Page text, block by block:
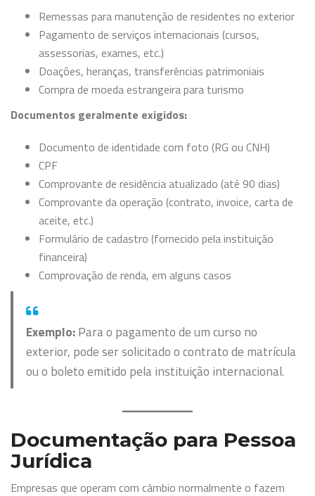
Remessas para manutenção de residentes no exterior
Pagamento de serviços internacionais (cursos,
assessorias, exames, etc.)
Doações, heranças, transferências patrimoniais
Compra de moeda estrangeira para turismo
Documentos geralmente exigidos:
Documento de identidade com foto (RG ou CNH)
CPF
Comprovante de residência atualizado (até 90 dias)
Comprovante da operação (contrato, invoice, carta de
aceite, etc.)
Formulário de cadastro (fornecido pela instituição
financeira)
Comprovação de renda, em alguns casos
Exemplo:Para o pagamento de um curso no
exterior, pode ser solicitado o contrato de matrícula
ou o boleto emitido pela instituição internacional.
Documentação para Pessoa
Jurídica
Empresas que operam com câmbio normalmente o fazem